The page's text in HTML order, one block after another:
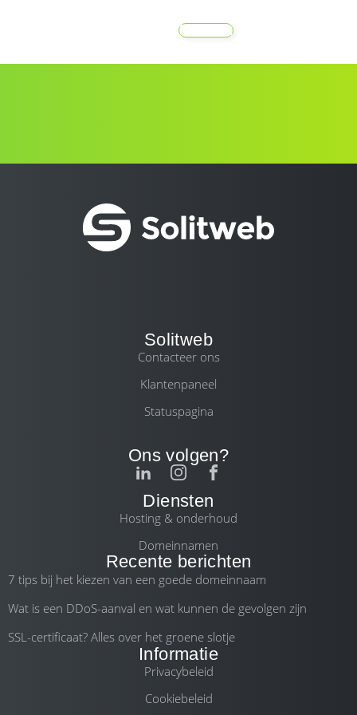
MENU
Solitweb
Contacteer ons
Klantenpaneel
Statuspagina
Ons volgen?
Diensten
Hosting & onderhoud
Domeinnamen
Recente berichten
7 tips bij het kiezen van een goede domeinnaam
Wat is een DDoS-aanval en wat kunnen de gevolgen zijn
SSL-certificaat? Alles over het groene slotje
Informatie
Privacybeleid
Cookiebeleid